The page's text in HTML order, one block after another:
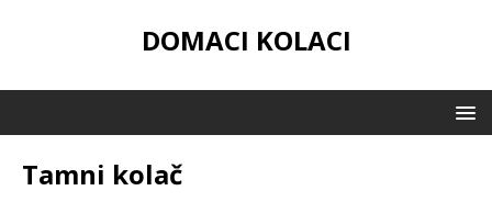
DOMACI KOLACI
Tamni kolač